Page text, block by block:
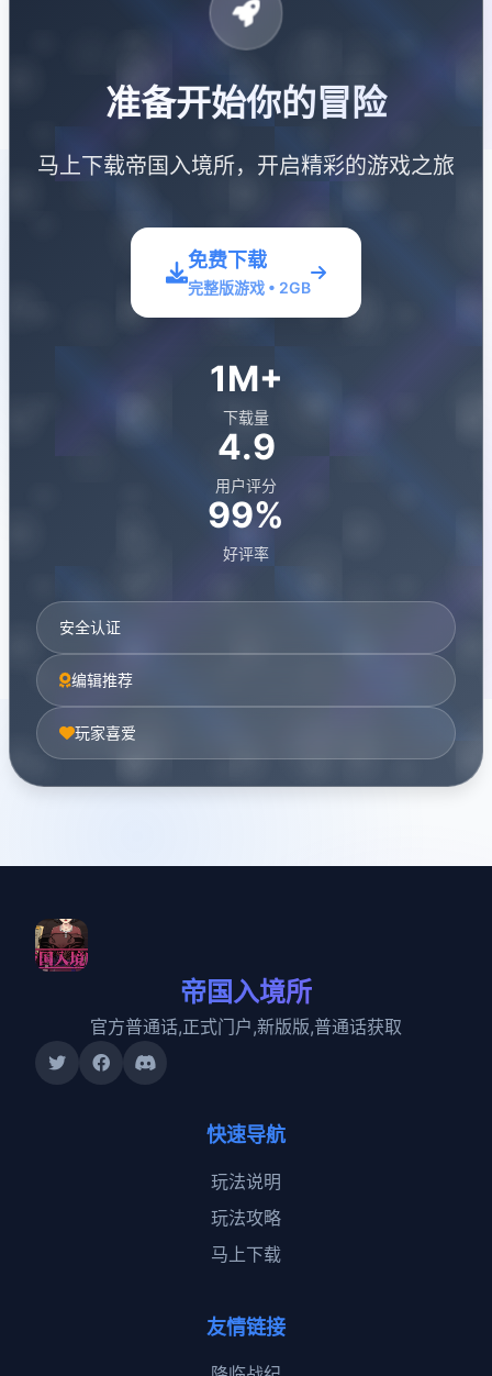
准备开始你的冒险
马上下载帝国入境所，开启精彩的游戏之旅
免费下载
完整版游戏 • 2GB
1M+
下载量
4.9
用户评分
99%
好评率
安全认证
编辑推荐
玩家喜爱
帝国入境所
官方普通话,正式门户,新版版,普通话获取
快速导航
玩法说明
玩法攻略
马上下载
友情链接